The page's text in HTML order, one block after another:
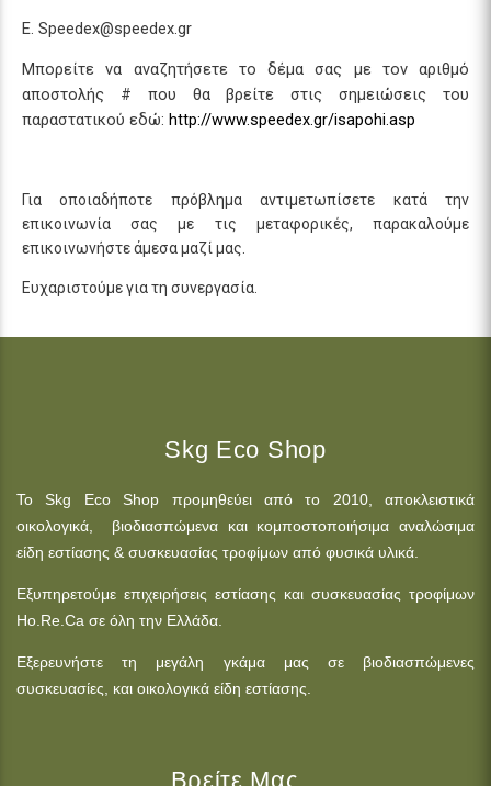
E. Speedex@speedex.gr
Μπορείτε να αναζητήσετε το δέμα σας με τον αριθμό
αποστολής # που θα βρείτε στις σημειώσεις του
παραστατικού εδώ: http://www.speedex.gr/isapohi.asp
Για οποιαδήποτε πρόβλημα αντιμετωπίσετε κατά την
επικοινωνία σας με τις μεταφορικές, παρακαλούμε
επικοινωνήστε άμεσα μαζί μας.
Ευχαριστούμε για τη συνεργασία.
Skg Eco Shop
Το Skg Eco Shop προμηθεύει από το 2010, αποκλειστικά
οικολογικά, βιοδιασπώμενα και κομποστοποιήσιμα αναλώσιμα
είδη εστίασης & συσκευασίας τροφίμων από φυσικά υλικά.
Εξυπηρετούμε επιχειρήσεις εστίασης και συσκευασίας τροφίμων
Ho.Re.Ca σε όλη την Ελλάδα.
Εξερευνήστε τη μεγάλη γκάμα μας σε βιοδιασπώμενες
συσκευασίες, και οικολογικά είδη εστίασης.
Βρείτε Μας